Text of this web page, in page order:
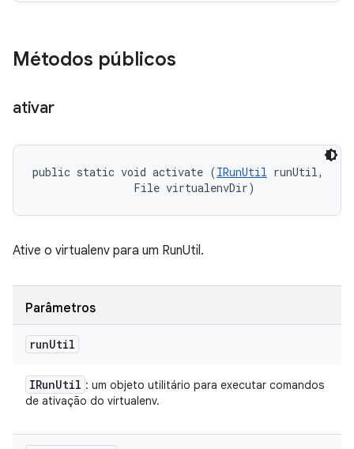
Métodos públicos
ativar
public static void activate (IRunUtil runUtil,
                File virtualenvDir)
Ative o virtualenv para um RunUtil.
Parâmetros
runUtil
IRunUtil : um objeto utilitário para executar comandos
de ativação do virtualenv.